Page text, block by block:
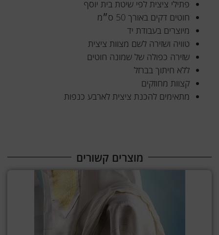
פתילי ציצית לפי שיטת בית יוסף
חוטים דקים באורך 50 ס״מ
מיוצרים בעבודת יד
טוויה ושזירה לשם מצוות ציצית
שזירה כפולה של שמונה חוטים
ללא חיתוך בברזל
קצוות מחוזקים
מתאימים להכנת ציצית לארבע כנפות
מוצרים קשורים​